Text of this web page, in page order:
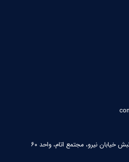
نیرو‌، مجتمع اتام، واحد ۶۰